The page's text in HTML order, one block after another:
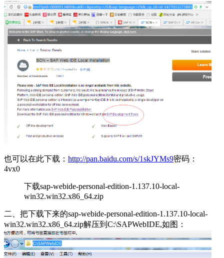
也可以在此下载： http://pan.baidu.com/s/1skJYMs9密码：
4vx0
下载sap-webide-personal-edition-1.137.10-local-
win32.win32.x86_64.zip
二、把下载下来的sap-webide-personal-edition-1.137.10-local-
win32.win32.x86_64.zip解压到C:\SAPWebIDE,如图：